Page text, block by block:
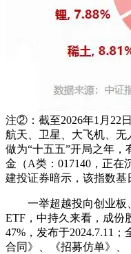
注②：截至2026年1月22
航天、卫星、大飞机、无
做为“十五五”开局之年，
金（A类：017140，正在
建投证券暗示，该指数基
一举超越投向创业板
ETF，中持久来看，成份
47%，发布于2024.7.11
合同》、《招募仿单》